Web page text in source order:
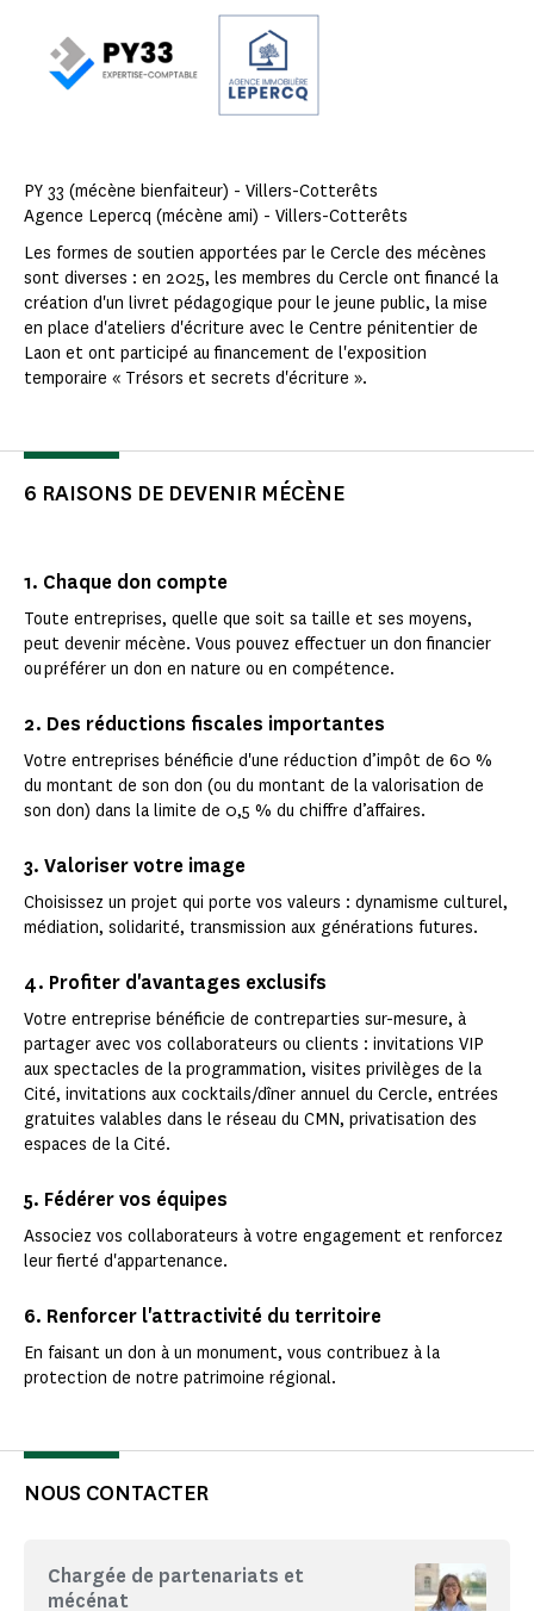
PY 33 (mécène bienfaiteur) - Villers-Cotterêts
Agence Lepercq (mécène ami) - Villers-Cotterêts
Les formes de soutien apportées par le Cercle des mécènes
sont diverses : en 2025, les membres du Cercle ont financé la
création d'un livret pédagogique pour le jeune public, la mise
en place d'ateliers d'écriture avec le Centre pénitentier de
Laon et ont participé au financement de l'exposition
temporaire « Trésors et secrets d'écriture ».
6 RAISONS DE DEVENIR MÉCÈNE
1. Chaque don compte
Toute entreprises, quelle que soit sa taille et ses moyens,
peut devenir mécène. Vous pouvez effectuer un don financier
ou préférer un don en nature ou en compétence.
2. Des réductions fiscales importantes
Votre entreprises bénéficie d'une réduction d’impôt de 60 %
du montant de son don (ou du montant de la valorisation de
son don) dans la limite de 0,5 % du chiffre d’affaires.
3. Valoriser votre image
Choisissez un projet qui porte vos valeurs : dynamisme culturel,
médiation, solidarité, transmission aux générations futures.
4. Profiter d'avantages exclusifs
Votre entreprise bénéficie de contreparties sur-mesure, à
partager avec vos collaborateurs ou clients : invitations VIP
aux spectacles de la programmation, visites privilèges de la
Cité, invitations aux cocktails/dîner annuel du Cercle, entrées
gratuites valables dans le réseau du CMN, privatisation des
espaces de la Cité.
5. Fédérer vos équipes
Associez vos collaborateurs à votre engagement et renforcez
leur fierté d'appartenance.
6. Renforcer l'attractivité du territoire
En faisant un don à un monument, vous contribuez à la
protection de notre patrimoine régional.
NOUS CONTACTER
Chargée de partenariats et
mécénat